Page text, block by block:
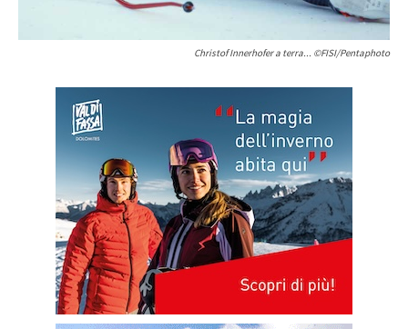
Christof Innerhofer a terra... ©FISI/Pentaphoto